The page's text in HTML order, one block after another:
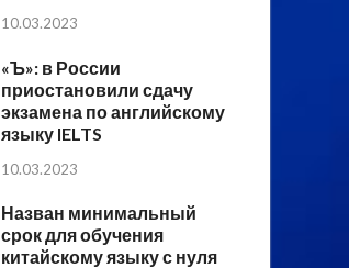
10.03.2023
«Ъ»: в России
приостановили сдачу
экзамена по английскому
языку IELTS
10.03.2023
Назван минимальный
срок для обучения
китайскому языку с нуля